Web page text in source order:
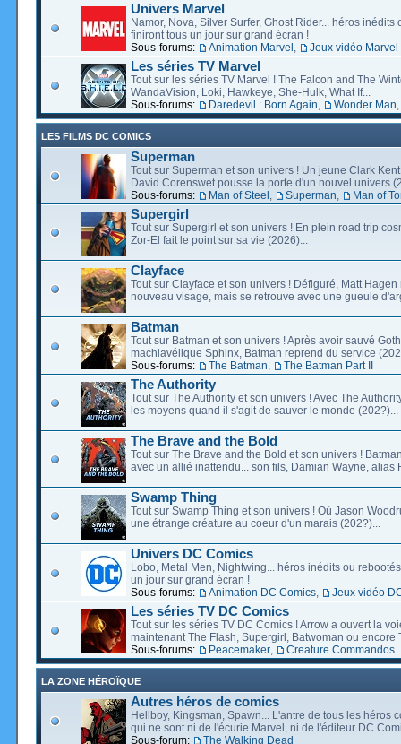
Univers Marvel
Namor, Nova, Silver Surfer, Ghost Rider... héros inédits
finiront tous un jour sur grand écran !
Sous-forums:
Animation Marvel Jeux vidéo Marvel
Les séries TV Marvel
Tout sur les séries TV Marvel ! The Falcon and The
WandaVision, Loki, Hawkeye, She-Hulk, What If...
Sous-forums:
Daredevil : Born Again Wonder Man
LES FILMS DC COMICS
Superman
Tout sur Superman et son univers ! Un jeune Clark
David Corenswet pousse la porte d'un nouvel univers
Sous-forums:
Man of Steel Superman Man of
Supergirl
Tout sur Supergirl et son univers ! En plein road trip
Zor-El fait le point sur sa vie (2026)...
Clayface
Tout sur Clayface et son univers ! Défiguré, Matt Hagen
nouveau visage, mais se retrouve avec une gueule
Batman
Tout sur Batman et son univers ! Après avoir sauvé
machiavélique Sphinx, Batman reprend du service
Sous-forums:
The Batman The Batman Part II
The Authority
Tout sur The Authority et son univers ! Avec The
les moyens quand il s'agit de sauver le monde (202?)...
The Brave and the Bold
Tout sur The Brave and the Bold et son univers !
avec un allié inattendu... son fils, Damian Wayne, alias
Swamp Thing
Tout sur Swamp Thing et son univers ! Où Jason
une étrange créature au coeur d'un marais (202?)...
Univers DC Comics
Lobo, Metal Men, Nightwing... héros inédits ou
un jour sur grand écran !
Sous-forums:
Animation DC Comics Jeux vidéo
Les séries TV DC Comics
Tout sur les séries TV DC Comics ! Arrow a ouvert la
maintenant The Flash, Supergirl, Batwoman ou encore
Sous-forums:
Peacemaker Creature Commandos
LA ZONE HÉROÏQUE
Autres héros de comics
Hellboy, Kingsman, Spawn... L'antre de tous les héros
qui ne sont ni de l'écurie Marvel, ni de l'éditeur DC
Sous-forum:
The Walking Dead